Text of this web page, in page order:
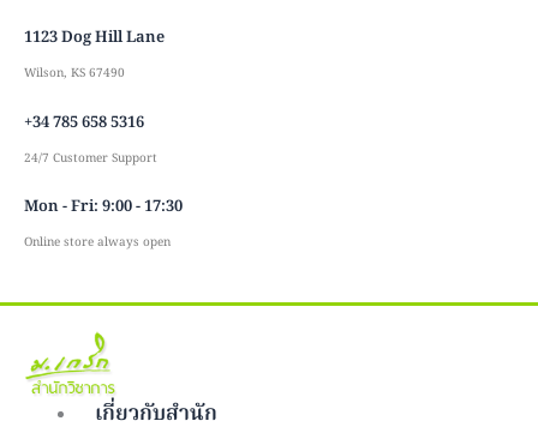
content
1123 Dog Hill Lane
Wilson, KS 67490
+34 785 658 5316
24/7 Customer Support
Mon - Fri: 9:00 - 17:30
Online store always open
เกี่ยวกับสำนัก